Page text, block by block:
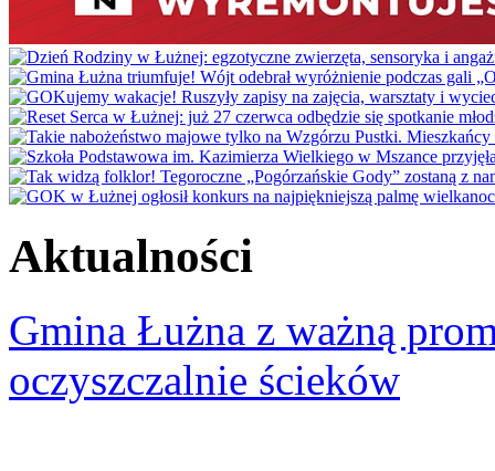
Aktualności
Gmina Łużna z ważną
oczyszczalnie ścieków